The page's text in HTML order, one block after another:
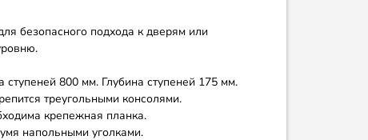
безопасного подхода к дверям или
800 мм. Глубина ступеней 175 мм.
треугольными консолями.
крепежная планка.
напольными уголками.